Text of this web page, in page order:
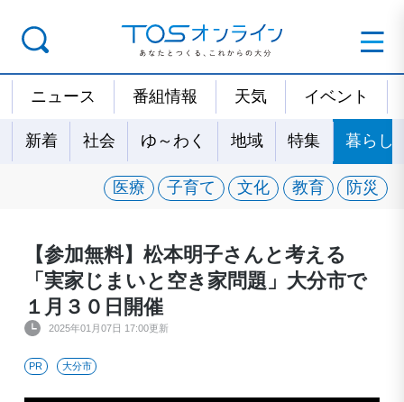
ニュース 番組情報 天気 イベント
新着 社会 ゆ～わく 地域 特集 暮らし
医療 子育て 文化 教育 防災
【参加無料】松本明子さんと考える
「実家じまいと空き家問題」大分市で
１月３０日開催
2025年01月07日 17:00更新
PR 大分市